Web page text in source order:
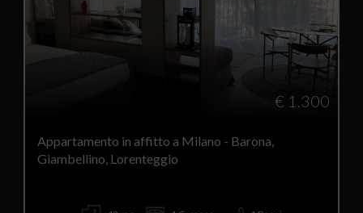
€ 1.300
Appartamento in affitto a Milano - Barona,
Giambellino, Lorenteggio